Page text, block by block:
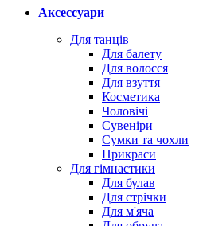
Аксессуари
Для танців
Для балету
Для волосся
Для взуття
Косметика
Чоловічі
Сувеніри
Сумки та чохли
Прикраси
Для гімнастики
Для булав
Для стрічки
Для м'яча